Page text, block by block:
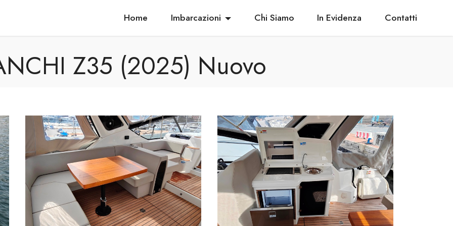
Home Imbarcazioni Chi Siamo In Evidenza Contatti
Z35 (2025) Nuovo